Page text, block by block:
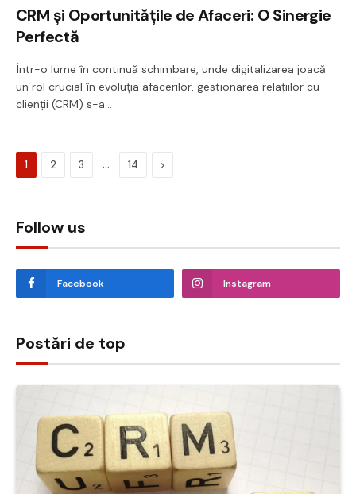
CRM și Oportunitățile de Afaceri: O Sinergie
Perfectă
Într-o lume în continuă schimbare, unde digitalizarea joacă
un rol crucial în evoluția afacerilor, gestionarea relațiilor cu
clienții (CRM) s-a…
1 2 3 … 14 Next
Follow us
Facebook Instagram
Postări de top